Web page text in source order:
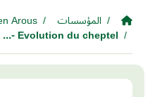
المؤسسات Arous
Evolution du cheptel -...